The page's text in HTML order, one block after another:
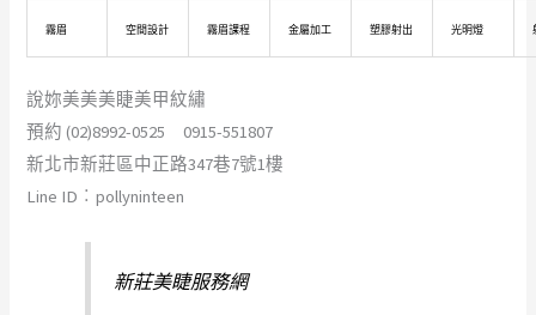
霧眉 空間設計 霧眉課程 金屬加工 塑膠射出 光明燈
說妳美美美睫美甲紋繡
預約 (02)8992-0525 0915-551807
新北市新莊區中正路347巷7號1樓
Line ID︰pollyninteen
新莊美睫服務網